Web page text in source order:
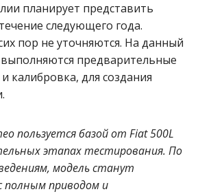
планирует представить
следующего года.
пор не уточняются. На данный
предварительные
калибровка, для создания
пользуется базой от Fiat 500L
этапах тестирования. По
модель станут
полным приводом и